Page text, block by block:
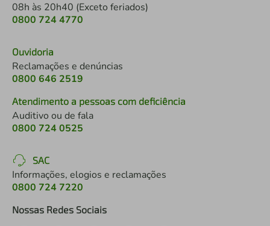
08h às 20h40 (Exceto feriados)
0800 724 4770
Ouvidoria
Reclamações e denúncias
0800 646 2519
Atendimento a pessoas com deficiência
Auditivo ou de fala
0800 724 0525
SAC
Informações, elogios e reclamações
0800 724 7220
Nossas Redes Sociais